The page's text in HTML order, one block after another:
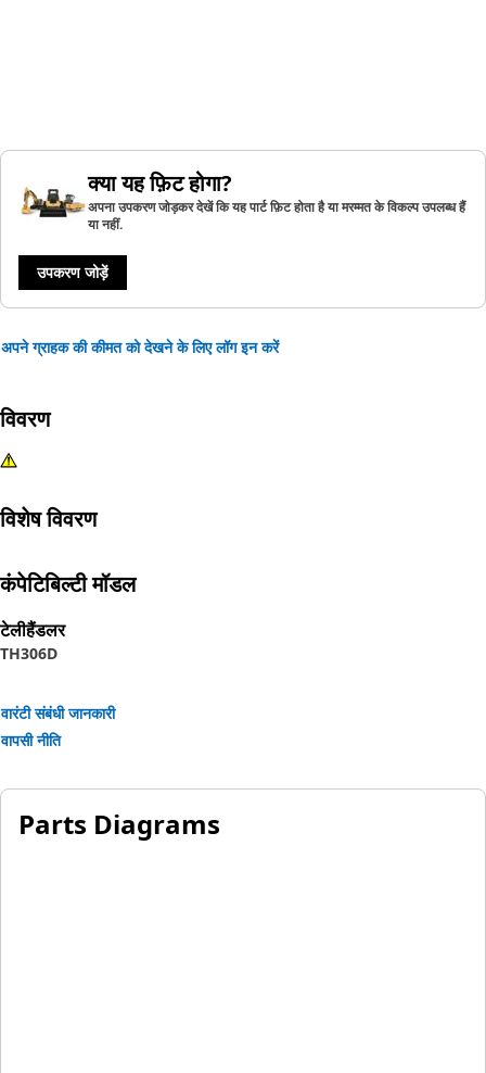
क्या यह फ़िट होगा?
अपना उपकरण जोड़कर देखें कि यह पार्ट फ़िट होता है या मरम्मत के विकल्प उपलब्ध हैं
या नहीं.
उपकरण जोड़ें
अपने ग्राहक की कीमत को देखने के लिए लॉग इन करें
विवरण
विशेष विवरण
कंपेटिबिल्टी मॉडल
टेलीहैंडलर
TH306D
वारंटी संबंधी जानकारी
वापसी नीति
Parts Diagrams